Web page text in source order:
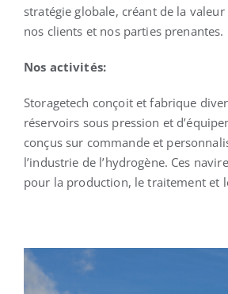
stratégie globale, créant de la
nos clients et nos parties prenantes.
Nos activités:
Storagetech conçoit et fabrique
réservoirs sous pression et
conçus sur commande et
l’industrie de l’hydrogène. Ces
pour la production, le traitement et